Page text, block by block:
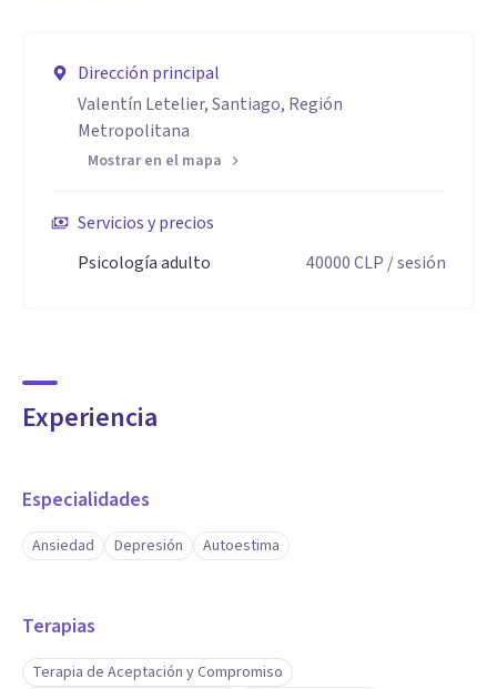
Dirección principal
Valentín Letelier, Santiago, Región
Metropolitana
Mostrar en el mapa
Servicios y precios
Psicología adulto
40000CLP / sesión
Experiencia
Especialidades
Ansiedad Depresión Autoestima
Terapias
Terapia de Aceptación y Compromiso